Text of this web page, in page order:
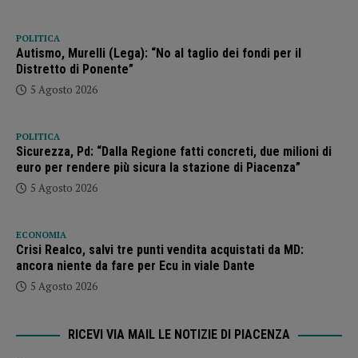
POLITICA
Autismo, Murelli (Lega): “No al taglio dei fondi per il
Distretto di Ponente”
5 Agosto 2026
POLITICA
Sicurezza, Pd: “Dalla Regione fatti concreti, due milioni di
euro per rendere più sicura la stazione di Piacenza”
5 Agosto 2026
ECONOMIA
Crisi Realco, salvi tre punti vendita acquistati da MD:
ancora niente da fare per Ecu in viale Dante
5 Agosto 2026
RICEVI VIA MAIL LE NOTIZIE DI PIACENZA